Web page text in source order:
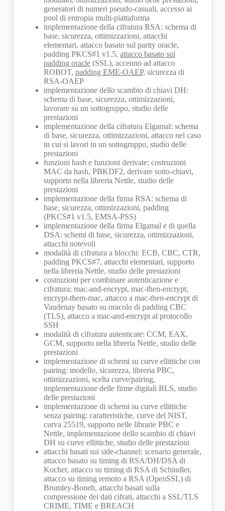
generatori di numeri pseudo-casuali, accesso ai
pool di entropia multi-piattaforma
implementazione della cifratura RSA: schema di
base, sicurezza, ottimizzazioni, attacchi
elementari, attacco basato sul parity oracle,
padding PKCS#1 v1.5, attacco basato sul
padding oracle(SSL), accenno ad attacco
ROBOT, padding EME-OAEP, sicurezza di
RSA-OAEP
implementazione dello scambio di chiavi DH:
schema di base, sicurezza, ottimizzazioni,
lavorare su un sottogruppo, studio delle
prestazioni
implementazione della cifratura Elgamal: schema
di base, sicurezza, ottimizzazioni, attacco nel caso
in cui si lavori in un sottogruppo, studio delle
prestazioni
funzioni hash e funzioni derivate: costruzioni
MAC da hash, PBKDF2, derivare sotto-chiavi,
supporto nella libreria Nettle, studio delle
prestazioni
implementazione della firma RSA: schema di
base, sicurezza, ottimizzazioni, padding
(PKCS#1 v1.5, EMSA-PSS)
implementazione della firma Elgamal e di quella
DSA: schemi di base, sicurezza, ottimizzazioni,
attacchi notevoli
modalità di cifratura a blocchi: ECB, CBC, CTR,
padding PKCS#7, attacchi elementari, supporto
nella libreria Nettle, studio delle prestazioni
costruzioni per combinare autenticazione e
cifratura: mac-and-encrypt, mac-then-encrypt,
encrypt-them-mac, attacco a mac-then-encrypt di
Vaudenay basato su oracolo di padding CBC
(TLS), attacco a mac-and-encrypt al protocollo
SSH
modalità di cifratura autenticate: CCM, EAX,
GCM, supporto nella libreria Nettle, studio delle
prestazioni
implementazione di schemi su curve ellittiche con
pairing: modello, sicurezza, libreria PBC,
ottimizzazioni, scelta curve/pairing,
implementazione delle firme digitali BLS, studio
delle prestazioni
implementazione di schemi su curve ellittiche
senza pairing: caratteristiche, curve del NIST,
curva 25519, supporto nelle librarie PBC e
Nettle, implementazione dello scambio di chiavi
DH su curve ellittiche, studio delle prestazioni
attacchi basati sui side-channel: scenario generale,
attacco basato su timing di RSA/DH/DSA di
Kocher, attacco su timing di RSA di Schindler,
attacco su timing remoto a RSA (OpenSSL) di
Brumley-Boneh, attacchi basati sulla
compressione dei dati cifrati, attacchi a SSL/TLS
CRIME, TIME e BREACH